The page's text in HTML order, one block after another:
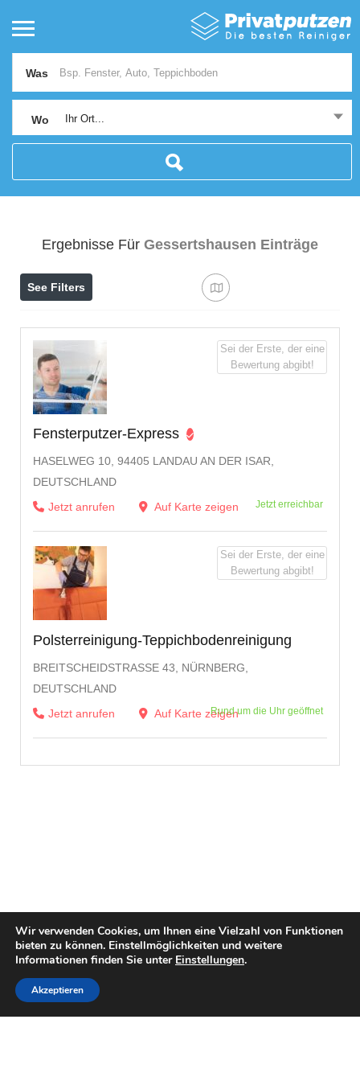
Was
Wo Ihr Ort...
Ergebnisse Für Gessertshausen Einträge
See Filters
Fensterputzer-Express
HASELWEG 10, 94405 LANDAU AN DER ISAR,
DEUTSCHLAND
Jetzt anrufen
Auf Karte zeigen Jetzt erreichbar
Sei der Erste, der eine
Bewertung abgibt!
Polsterreinigung-Teppichbodenreinigung
BREITSCHEIDSTRASSE 43, NÜRNBERG, D
EUTSCHLAND
Jetzt anrufen
Auf Karte zeigenRund um die Uhr geöffnet
Sei der Erste, der eine
Bewertung abgibt!
Wir verwenden Cookies, um Ihnen eine Vielzahl von Funktionen
bieten zu können. Einstellmöglichkeiten und weitere
Informationen finden Sie unter Einstellungen.
Akzeptieren